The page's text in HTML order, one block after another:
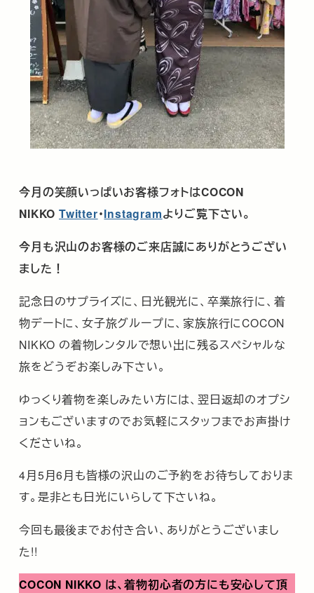
今月の笑顔いっぱいお客様フォトはCOCON
NIKKO Twitter･Instagramよりご覧下さい。
今月も沢山のお客様のご来店誠にありがとうござい
ました！
記念日のサプライズに、日光観光に、卒業旅行に、着
物デートに、女子旅グループに、家族旅行にCOCON
NIKKO の着物レンタルで想い出に残るスペシャルな
旅をどうぞお楽しみ下さい。
ゆっくり着物を楽しみたい方には、翌日返却のオプシ
ョンもございますのでお気軽にスタッフまでお声掛け
くださいね。
4月5月6月も皆様の沢山のご予約をお待ちしておりま
す。是非とも日光にいらして下さいね。
今回も最後までお付き合い、ありがとうございまし
た!!
COCON NIKKO は、着物初心者の方にも安心して頂